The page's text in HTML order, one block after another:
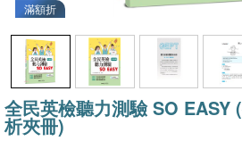
滿額折
全民英檢聽力測驗 SO EASY
析夾冊)